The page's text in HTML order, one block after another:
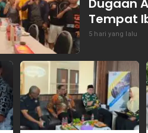
Dugaan
Tempat
5 hari yang lalu